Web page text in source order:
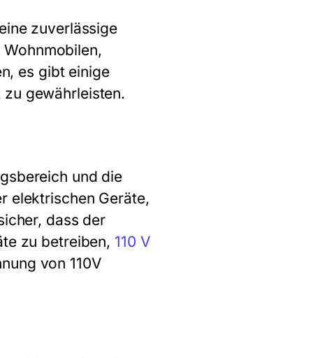
zuverlässige
es gibt einige
gewährleisten.
und die
elektrischen Geräte,
dass der
zu betreiben, 110 V
von 110V